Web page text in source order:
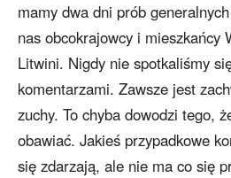
mamy dwa dni prób
nas obcokrajowcy i mieszkańcy
Litwini. Nigdy nie spotkaliśmy
komentarzami. Zawsze jest
zuchy. To chyba dowodzi tego,
obawiać. Jakieś przypadkowe
się zdarzają, ale nie ma co się